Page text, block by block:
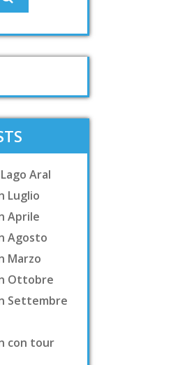
Aral
Luglio
Aprile
Agosto
Marzo
Ottobre
Settembre
con tour